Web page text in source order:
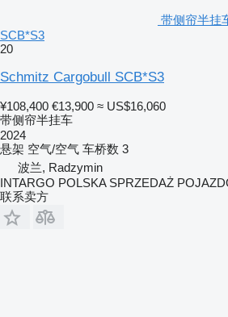
带侧帘半挂
SCB*S3
20
Schmitz Cargobull SCB*S3
¥108,400 €13,900 ≈ US$16,060
带侧帘半挂车
2024
悬架 空气/空气 车桥数 3
波兰, Radzymin
INTARGO POLSKA SPRZEDAŻ
联系卖方